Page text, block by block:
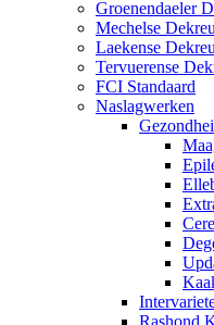
Groenendaeler
Mechelse
Laekense
Tervuerense
FCI Standaard
Naslagwerken
Rashond